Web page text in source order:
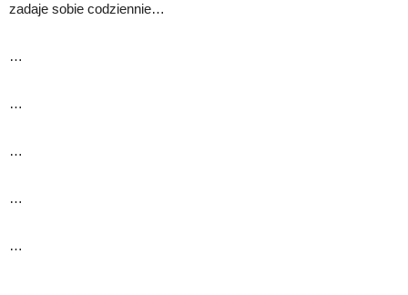
zadaje sobie codziennie…
…
…
…
…
…